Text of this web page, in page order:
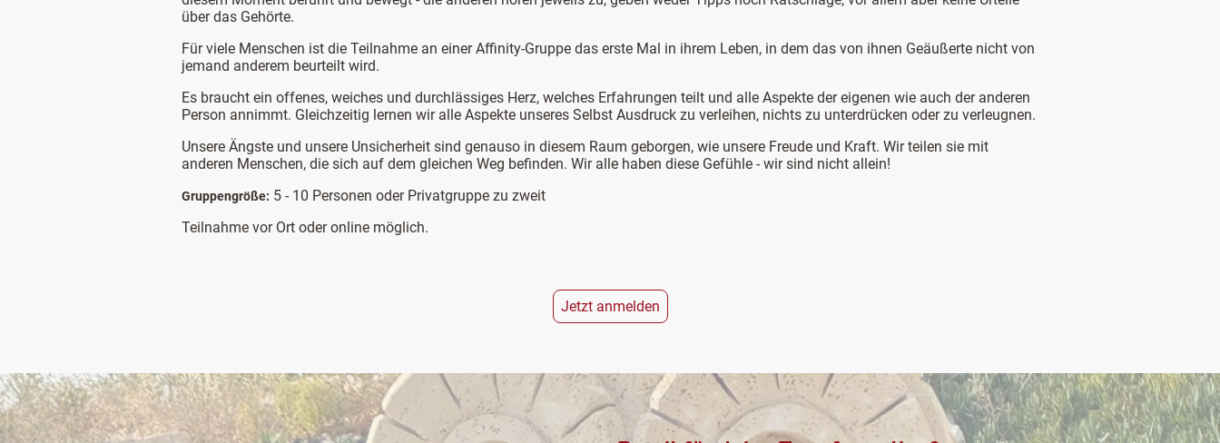
über das Gehörte.
Für viele Menschen ist die Teilnahme an einer Affinity-Gruppe das erste Mal in ihrem Leben, in dem das von ihnen Geäußerte nicht von
jemand anderem beurteilt wird.
Es braucht ein offenes, weiches und durchlässiges Herz, welches Erfahrungen teilt und alle Aspekte der eigenen wie auch der anderen
Person annimmt. Gleichzeitig lernen wir alle Aspekte unseres Selbst Ausdruck zu verleihen, nichts zu unterdrücken oder zu verleugnen.
Unsere Ängste und unsere Unsicherheit sind genauso in diesem Raum geborgen, wie unsere Freude und Kraft. Wir teilen sie mit
anderen Menschen, die sich auf dem gleichen Weg befinden. Wir alle haben diese Gefühle - wir sind nicht allein!
Gruppengröße: 5 - 10 Personen oder Privatgruppe zu zweit
Teilnahme vor Ort oder online möglich.
Jetzt anmelden